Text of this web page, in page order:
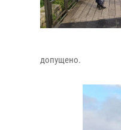
допущено.